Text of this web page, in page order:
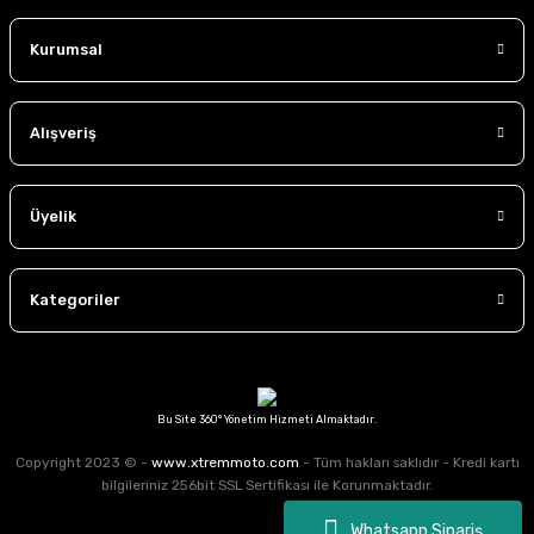
Kurumsal
Alışveriş
Üyelik
Kategoriler
Bu Site 360° Yönetim Hizmeti Almaktadır.
Copyright 2023 © - www.xtremmoto.com - Tüm hakları saklıdır - Kredi kartı
bilgileriniz 256bit SSL Sertifikası ile Korunmaktadır.